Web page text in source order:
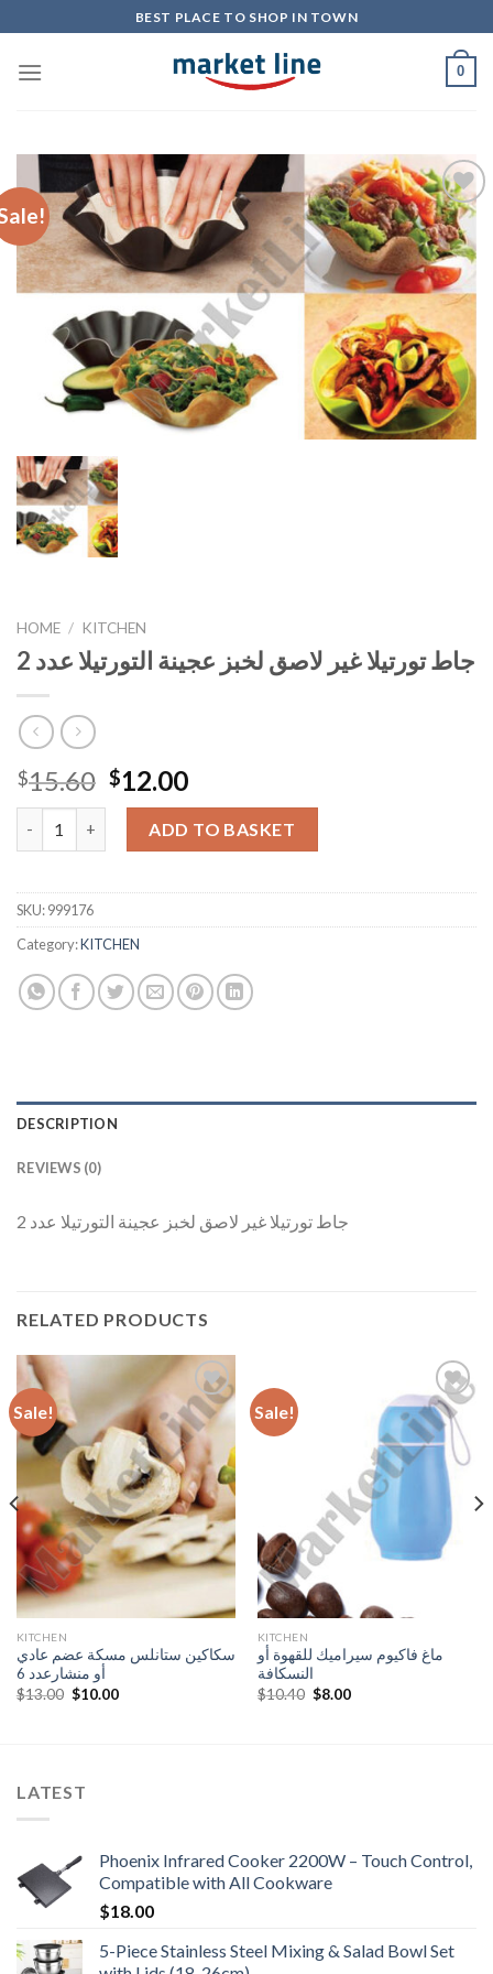
to
content
BEST PLACE TO SHOP IN TOWN
0
Add to
Wishlist
HOME / KITCHEN
جاط تورتيلا غير لاصق لخبز عجينة التورتيلا عدد 2
$15.60 Original
price
was:
$15.60.
$12.00Current
price
is:
$12.00.
ADD TO BASKET
SKU:999176
Category:KITCHEN
DESCRIPTION
REVIEWS (0)
جاط تورتيلا غير لاصق لخبز عجينة التورتيلا عدد 2
RELATED PRODUCTS
Sale!
Add to
Wishlist
KITCHEN
سكاكين ستانلس مسكة عضم عادي
أو منشارعدد 6
$13.00 Original
$10.00Current
Sale!
Add to
Wishlist
KITCHEN
ماغ فاكيوم سيراميك للقهوة أو
النسكافة
$10.40 Original
$8.00Current
LATEST
Phoenix Infrared Cooker 2200W – Touch Control,
Compatible with All Cookware
$18.00
5-Piece Stainless Steel Mixing & Salad Bowl Set